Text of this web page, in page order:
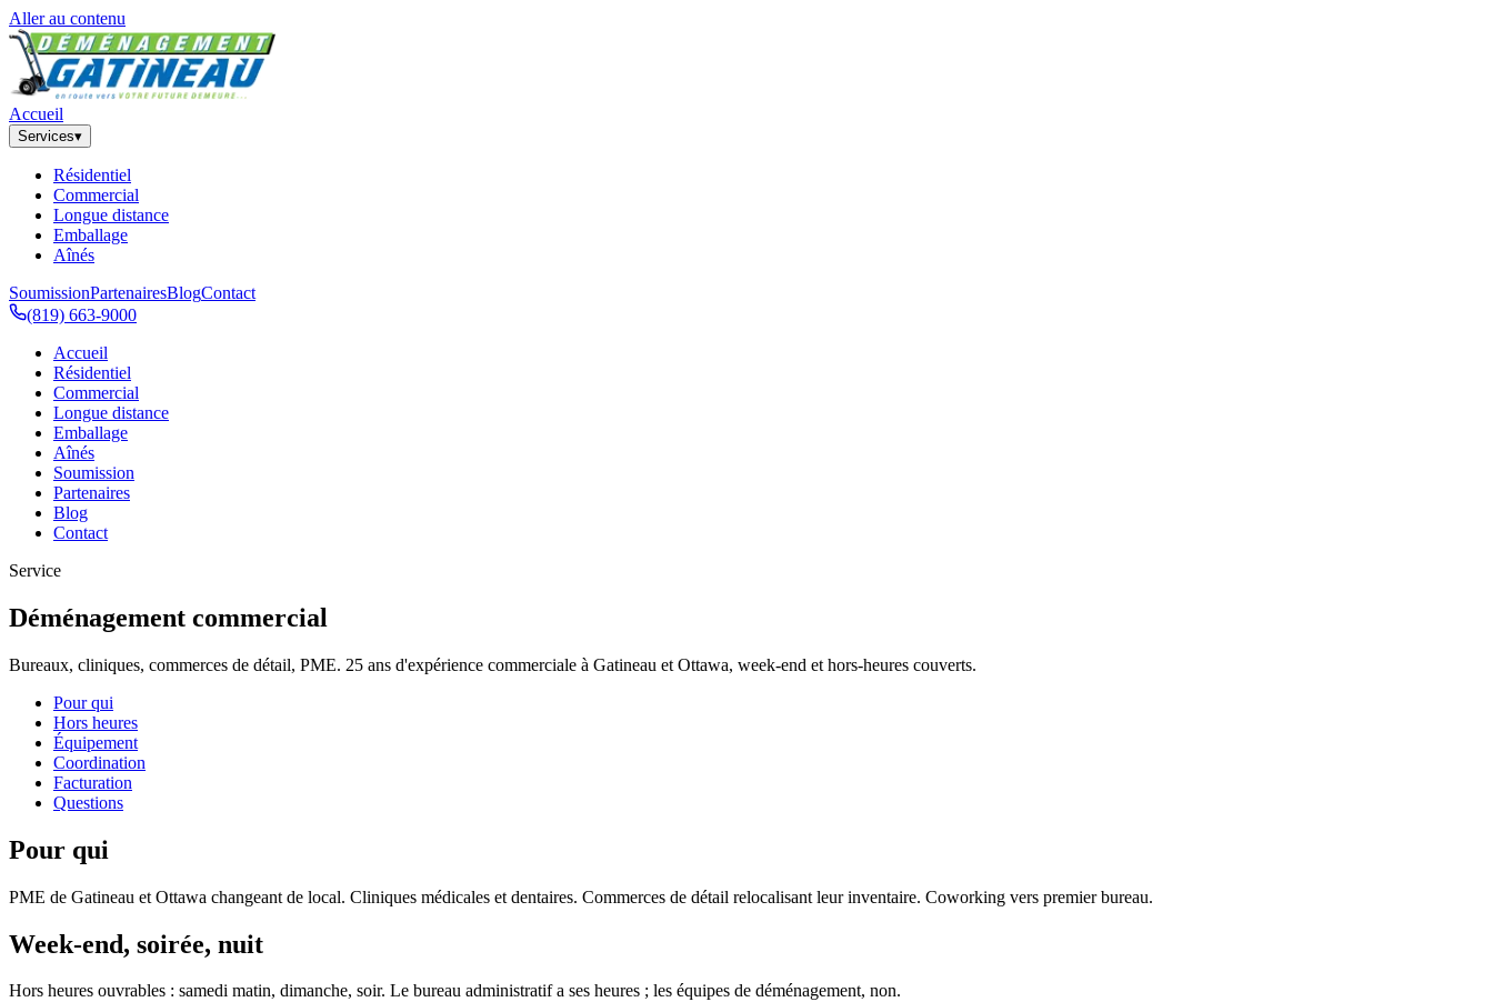
Aller au contenu
Accueil
Services▾
Résidentiel
Commercial
Longue distance
Emballage
Aînés
SoumissionPartenairesBlogContact
(819) 663-9000
Accueil
Résidentiel
Commercial
Longue distance
Emballage
Aînés
Soumission
Partenaires
Blog
Contact
Service
Déménagement commercial
Bureaux, cliniques, commerces de détail, PME. 25 ans d'expérience commerciale à Gatineau et Ottawa, week-end et hors-heures couverts.
Pour qui
Hors heures
Équipement
Coordination
Facturation
Questions
Pour qui
PME de Gatineau et Ottawa changeant de local. Cliniques médicales et dentaires. Commerces de détail relocalisant leur inventaire. Coworking vers premier bureau.
Week-end, soirée, nuit
Hors heures ouvrables : samedi matin, dimanche, soir. Le bureau administratif a ses heures ; les équipes de déménagement, non.